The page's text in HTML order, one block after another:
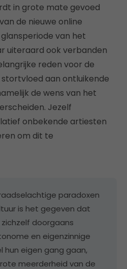
in grote mate gevoed
de nieuwe online
van het
uiteraard ook verbanden
reden voor de
aan ontluikende
de wens van het
Jezelf
onbekende artiesten
om dit te
paradoxen
is het gegeven dat
doorgaans
en eigenzinnige
hun eigen gang gaan,
meerderheid van de